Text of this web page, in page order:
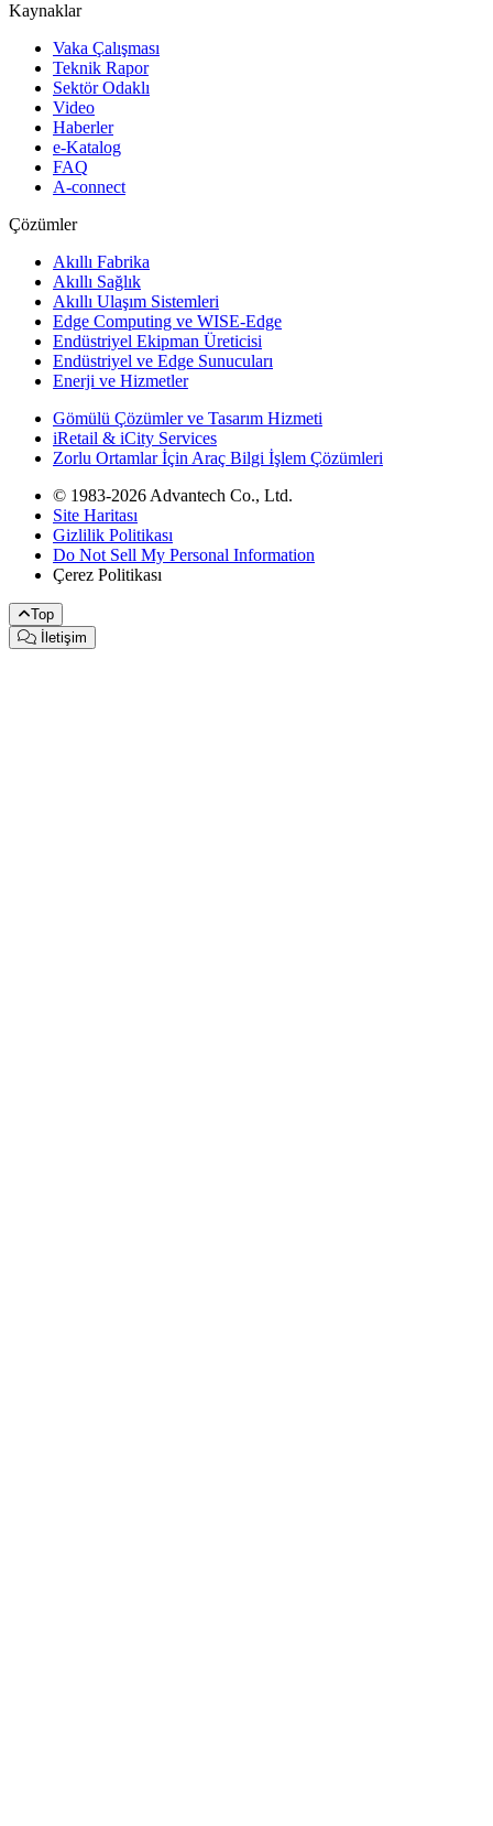
Kaynaklar
Vaka Çalışması
Teknik Rapor
Sektör Odaklı
Video
Haberler
e-Katalog
FAQ
A-connect
Çözümler
Akıllı Fabrika
Akıllı Sağlık
Akıllı Ulaşım Sistemleri
Edge Computing ve WISE-Edge
Endüstriyel Ekipman Üreticisi
Endüstriyel ve Edge Sunucuları
Enerji ve Hizmetler
Gömülü Çözümler ve Tasarım Hizmeti
iRetail & iCity Services
Zorlu Ortamlar İçin Araç Bilgi İşlem Çözümleri
© 1983-2026 Advantech Co., Ltd.
Site Haritası
Gizlilik Politikası
Do Not Sell My Personal Information
Çerez Politikası
Top
İletişim